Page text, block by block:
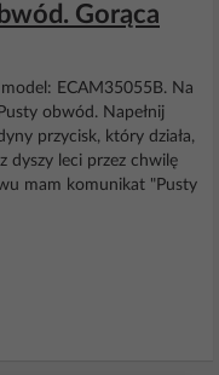
Gorąca
model: ECAM35055B. Na
obwód. Napełnij
przycisk, który działa,
dyszy leci przez chwilę
mam komunikat "Pusty